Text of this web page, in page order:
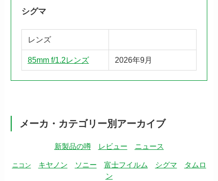
シグマ
レンズ
85mm f/1.2レンズ 2026年9月
メーカ・カテゴリー別アーカイブ
新製品の噂 レビュー ニュース
ニコン キヤノン ソニー 富士フイルム シグマ
タムロ
ン